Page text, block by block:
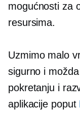
mogućnosti za
resursima.
Uzmimo malo
sigurno i
pokretanju i
aplikacije poput